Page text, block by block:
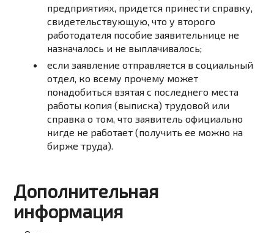
предприятиях, придется принести справку,
свидетельствующую, что у второго
работодателя пособие заявительнице не
назначалось и не выплачивалось;
если заявление отправляется в социальный
отдел, ко всему прочему может
понадобиться взятая с последнего места
работы копия (выписка) трудовой или
справка о том, что заявитель официально
нигде не работает (получить ее можно на
бирже труда).
Дополнительная
информация